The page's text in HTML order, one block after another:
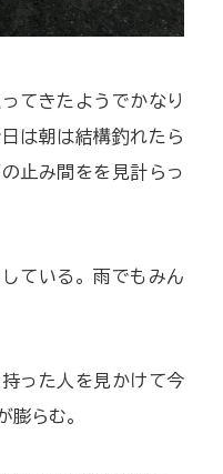
てきたようでかなり
は朝は結構釣れたら
止み間をを見計らっ
ている。雨でもみん
った人を見かけて今
膨らむ。